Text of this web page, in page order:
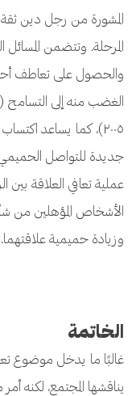
المشورة من رجل دين ثقة
المرحلة. وتتضمن المسائل
والحصول على تعاطف أحد
٢٠٠٥)، كما يساعد
جديدة للتواصل الحميمي
عملية تعافي العلاقة
الأشخاص المؤهلين من
وزيادة حميمية علاقتهما.
الخاتمة
غالبًا ما يدخل موضوع
يناقشها المجتمع، لكنه